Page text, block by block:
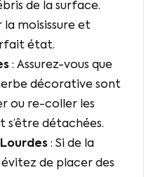
de la surface.
la moisissure et
état.
: Assurez-vous que
décorative sont
ou re-coller les
s’être détachées.
: Si de la
de placer des